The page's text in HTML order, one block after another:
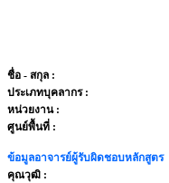
ชื่อ - สกุล :
ประเภทบุคลากร :
หน่วยงาน :
ศูนย์พื้นที่ :
ข้อมูลอาจารย์ผู้รับผิดชอบหลักสูตร
คุณวุฒิ :